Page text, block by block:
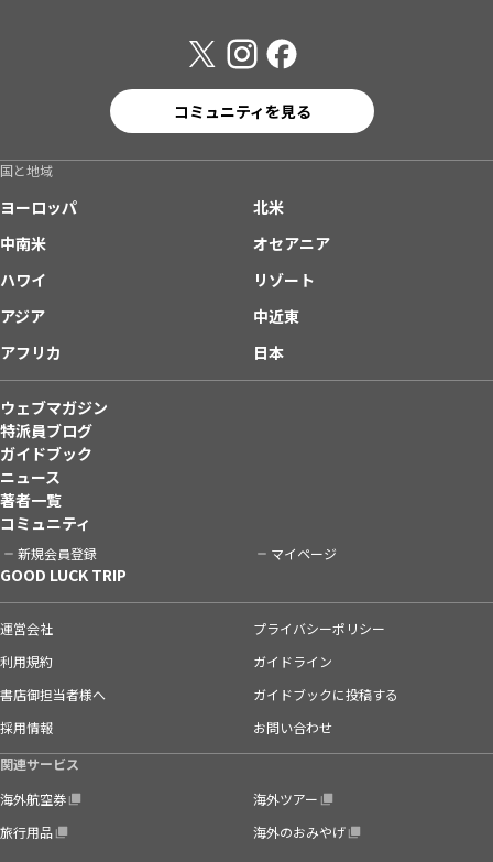
コミュニティを見る
国と地域
ヨーロッパ
北米
中南米
オセアニア
ハワイ
リゾート
アジア
中近東
アフリカ
日本
ウェブマガジン
特派員ブログ
ガイドブック
ニュース
著者一覧
コミュニティ
新規会員登録 マイページ
GOOD LUCK TRIP
運営会社
プライバシーポリシー
利用規約
ガイドライン
書店御担当者様へ
ガイドブックに投稿する
採用情報
お問い合わせ
関連サービス
海外航空券
海外ツアー
旅行用品
海外のおみやげ